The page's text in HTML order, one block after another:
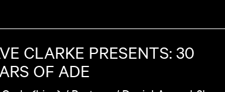
CLARKE PRESENTS: 30
OF ADE